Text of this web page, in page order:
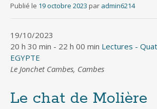
Publié le 19 octobre 2023 par admin6214
19/10/2023
20 h 30 min - 22 h 00 min Lectures -
EGYPTE
Le Jonchet Cambes, Cambes
Le chat de Molière